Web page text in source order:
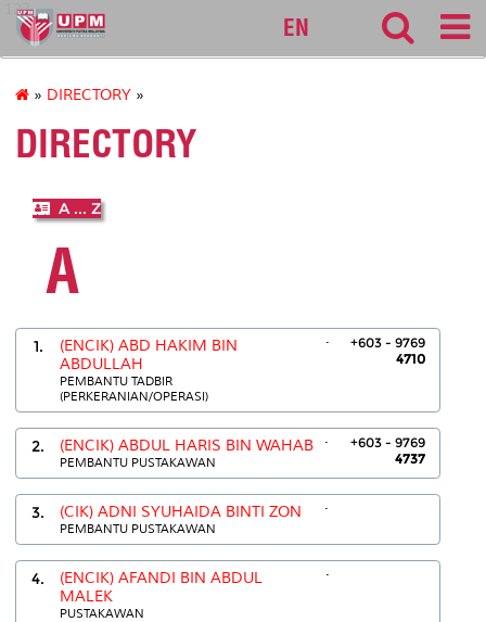
127
EN
» DIRECTORY »
DIRECTORY
A ... Z
A
1.
(ENCIK) ABD HAKIM BIN
ABDULLAH
PEMBANTU TADBIR
(PERKERANIAN/OPERASI)
.
+603 - 9769
4710
2. (ENCIK) ABDUL HARIS BIN WAHAB
PEMBANTU PUSTAKAWAN
.
+603 - 9769
4737
3. (CIK) ADNI SYUHAIDA BINTI ZON
PEMBANTU PUSTAKAWAN
.
4.
(ENCIK) AFANDI BIN ABDUL
MALEK
PUSTAKAWAN
.